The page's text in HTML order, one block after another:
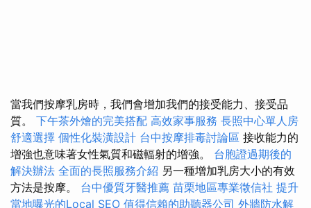
當我們按摩乳房時，我們會增加我們的接受能力、接受品
質。 下午茶外燴的完美搭配 高效家事服務 長照中心單人房
舒適選擇 個性化裝潢設計 台中按摩排毒討論區 接收能力的
增強也意味著女性氣質和磁輻射的增強。 台胞證過期後的
解決辦法 全面的長照服務介紹 另一種增加乳房大小的有效
方法是按摩。 台中優質牙醫推薦 苗栗地區專業徵信社 提升
當地曝光的Local SEO 值得信賴的助聽器公司 外牆防水解